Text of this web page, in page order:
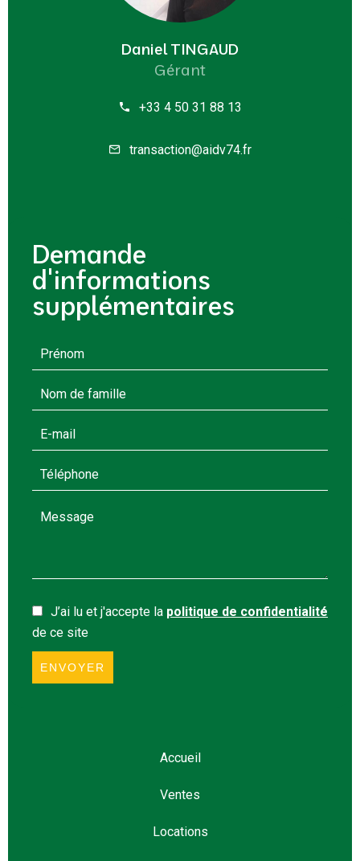
Daniel TINGAUD
Gérant
+33 4 50 31 88 13
transaction@aidv74.fr
Demande
d'informations
supplémentaires
J’ai lu et j'accepte la politique de confidentialité
de ce site
ENVOYER
Accueil
Ventes
Locations